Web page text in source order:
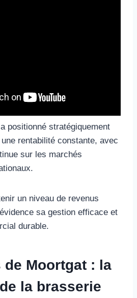
positionné stratégiquement
rentabilité constante, avec
sur les marchés
un niveau de revenus
sa gestion efficace et
durable.
de Moortgat : la
la brasserie